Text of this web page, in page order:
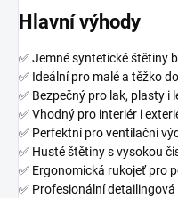
Hlavní výhody
✅ Jemné syntetické štětiny
✅ Ideální pro malé a těžko
✅ Bezpečný pro lak, plasty i
✅ Vhodný pro interiér i
✅ Perfektní pro ventilační
✅ Husté štětiny s vysokou
✅ Ergonomická rukojeť pro
✅ Profesionální